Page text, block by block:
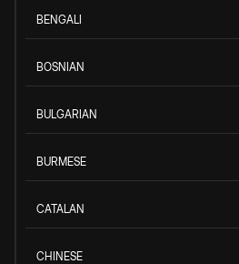
BENGALI
BOSNIAN
BULGARIAN
BURMESE
CATALAN
CHINESE